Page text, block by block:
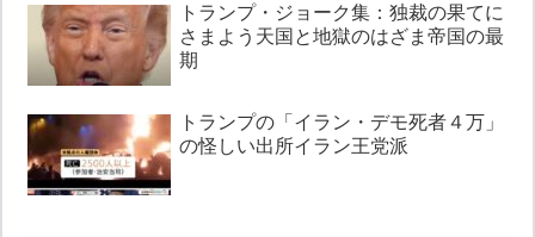
トランプ・ジョーク集：独裁の果てに
さまよう天国と地獄のはざま帝国の最
期
トランプの「イラン・デモ死者４万」
の怪しい出所イラン王党派